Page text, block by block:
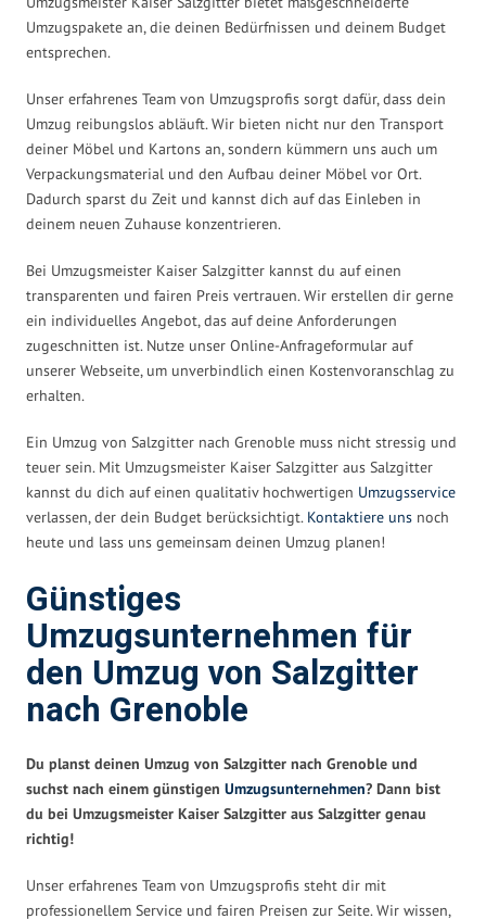
Umzugspakete an, die deinen Bedürfnissen und deinem Budget
entsprechen.
Unser erfahrenes Team von Umzugsprofis sorgt dafür, dass dein
Umzug reibungslos abläuft. Wir bieten nicht nur den Transport
deiner Möbel und Kartons an, sondern kümmern uns auch um
Verpackungsmaterial und den Aufbau deiner Möbel vor Ort.
Dadurch sparst du Zeit und kannst dich auf das Einleben in
deinem neuen Zuhause konzentrieren.
Bei Umzugsmeister Kaiser Salzgitter kannst du auf einen
transparenten und fairen Preis vertrauen. Wir erstellen dir gerne
ein individuelles Angebot, das auf deine Anforderungen
zugeschnitten ist. Nutze unser Online-Anfrageformular auf
unserer Webseite, um unverbindlich einen Kostenvoranschlag zu
erhalten.
Ein Umzug von Salzgitter nach Grenoble muss nicht stressig und
teuer sein. Mit Umzugsmeister Kaiser Salzgitter aus Salzgitter
kannst du dich auf einen qualitativ hochwertigen Umzugsservice
verlassen, der dein Budget berücksichtigt. Kontaktiere uns noch
heute und lass uns gemeinsam deinen Umzug planen!
Günstiges
Umzugsunternehmen für
den Umzug von Salzgitter
nach Grenoble
Du planst deinen Umzug von Salzgitter nach Grenoble und
suchst nach einem günstigen Umzugsunternehmen? Dann bist
du bei Umzugsmeister Kaiser Salzgitter aus Salzgitter genau
richtig!
Unser erfahrenes Team von Umzugsprofis steht dir mit
professionellem Service und fairen Preisen zur Seite. Wir wissen,